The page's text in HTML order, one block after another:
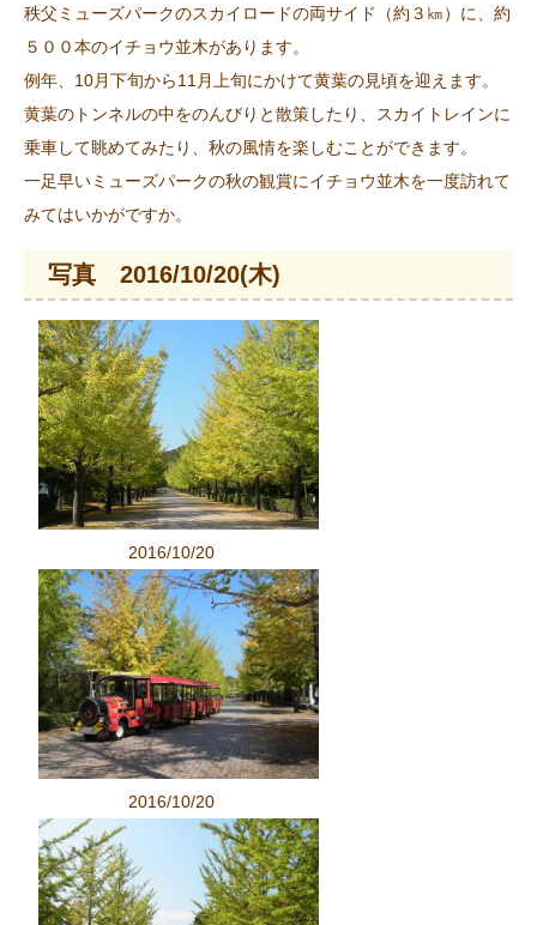
秩父ミューズパークのスカイロードの両サイド（約３㎞）に、約
５００本のイチョウ並木があります。
例年、10月下旬から11月上旬にかけて黄葉の見頃を迎えます。
黄葉のトンネルの中をのんびりと散策したり、スカイトレインに
乗車して眺めてみたり、秋の風情を楽しむことができます。
一足早いミューズパークの秋の観賞にイチョウ並木を一度訪れて
みてはいかがですか。
写真 2016/10/20(木)
2016/10/20
2016/10/20